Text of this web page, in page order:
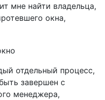
мне найти владельца,
окна,
отдельный процесс,
завершен с
менеджера,